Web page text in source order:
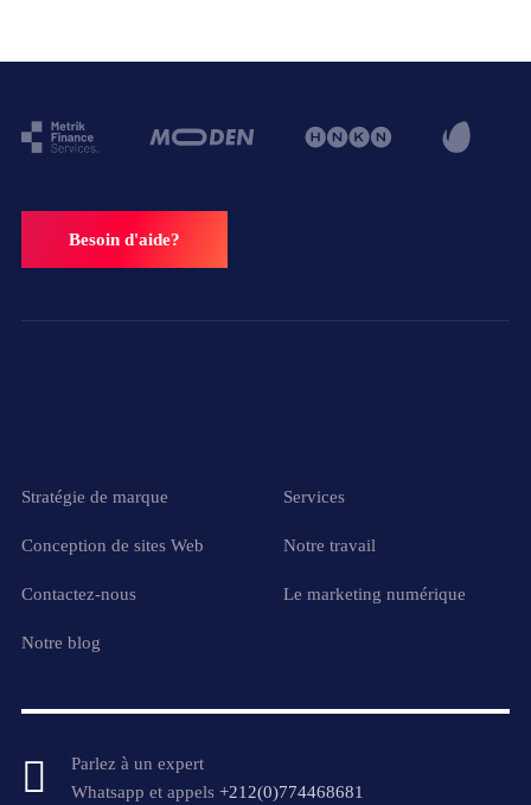
Besoin d'aide?
Stratégie de marque Services
Conception de sites Web Notre travail
Contactez-nous Le marketing numérique
Notre blog
Parlez à un expert
Whatsapp et appels +212(0)774468681